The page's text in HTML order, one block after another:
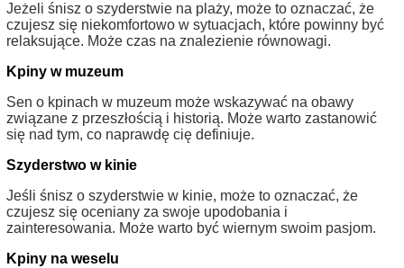
Jeżeli śnisz o szyderstwie na plaży, może to oznaczać, że
czujesz się niekomfortowo w sytuacjach, które powinny być
relaksujące. Może czas na znalezienie równowagi.
Kpiny w muzeum
Sen o kpinach w muzeum może wskazywać na obawy
związane z przeszłością i historią. Może warto zastanowić
się nad tym, co naprawdę cię definiuje.
Szyderstwo w kinie
Jeśli śnisz o szyderstwie w kinie, może to oznaczać, że
czujesz się oceniany za swoje upodobania i
zainteresowania. Może warto być wiernym swoim pasjom.
Kpiny na weselu